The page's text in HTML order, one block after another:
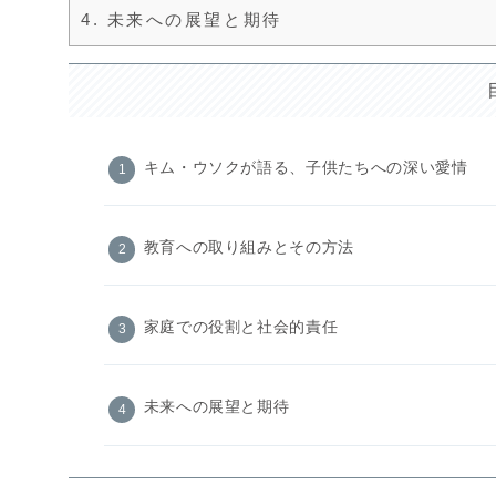
4. 未来への展望と期待
キム・ウソクが語る、子供たちへの深い愛情
教育への取り組みとその方法
家庭での役割と社会的責任
未来への展望と期待